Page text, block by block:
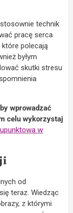
technik
pracę serca
które polecają
byłym
skutki stresu
wprowadzać
celu wykorzystaj
w
od
teraz. Wiedząc
z którymi